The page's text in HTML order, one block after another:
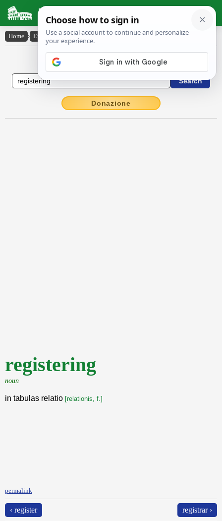
Latin Dictionary
Home › English-Latin › registering
English to Latin Dictionary
Donazione
registering
noun
in tabulas relatio [relationis, f.]
permalink
‹ register registrar ›